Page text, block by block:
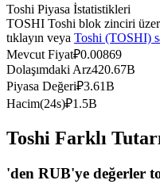
USDC Vadeli İşlemleri
Toshi Piyasa İstatistikleri
TOSHI Toshi blok zinciri
tıklayın veya Toshi (TOSHI)
Mevcut Fiyat₽0.00869
Dolaşımdaki Arz420.67B
Piyasa Değeri₽3.61B
Hacim(24s)₽1.5B
Toshi Farklı
'den RUB'ye değerler